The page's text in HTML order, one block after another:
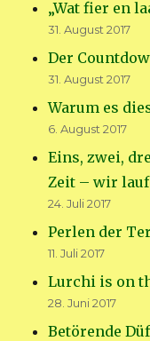
„Wat fier en
31. August 2017
Der
31. August 2017
Warum es
6. August 2017
Eins, zwei,
Zeit – wir
24. Juli 2017
Perlen der
11. Juli 2017
Lurchi is on
28. Juni 2017
Betörende